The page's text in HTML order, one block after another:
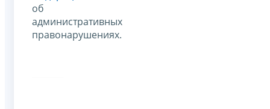
об
административных
правонарушениях.